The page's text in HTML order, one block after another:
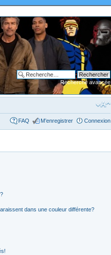
Recherche avancée
FAQ M’enregistrer Connexion
dans une couleur différente?